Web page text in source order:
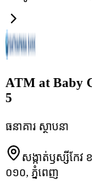
ATM at Baby
5
ធនាគារ ស្ថាបនា
សង្កាត់ឫស្សីកែវ
០១០, ភ្នំពេញ